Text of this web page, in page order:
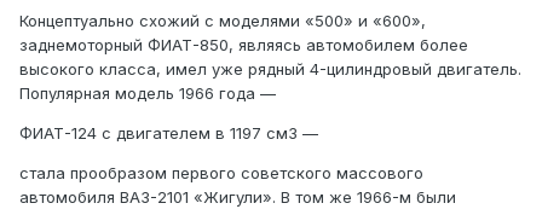
Концептуально схожий с моделями «500» и «600»,
заднемоторный ФИАТ-850, являясь автомобилем более
высокого класса, имел уже рядный 4-цилиндровый двигатель.
Популярная модель 1966 года —
ФИАТ-124 с двигателем в 1197 см3 —
стала прообразом первого советского массового
автомобиля ВАЗ-2101 «Жигули». В том же 1966-м были